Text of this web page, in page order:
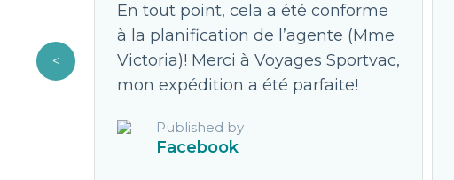
pour
faute.
En tout point, cela a été conforme
à la planification de l’agente (Mme
Victoria)! Merci à Voyages Sportvac,
mon expédition a été parfaite!
Published by
Facebook